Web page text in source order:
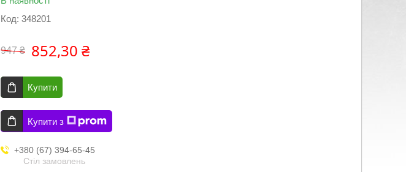
Код: 348201
947 ₴ 852,30 ₴
Купити
Купити з
+380 (67) 394-65-45
Стіл замовлень